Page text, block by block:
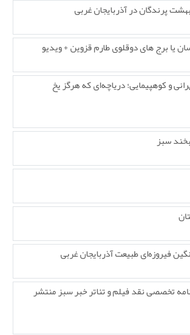
بهشت پرندگان در آذربایجان غربی
یا برج های دوقلوی طارم قزوین + ویدیو
و کوهپیمایی؛ دریاچه‌ای که هرگز یخ
سبز
فیروزه‌ای طبیعت آذربایجان غربی
هفته نامه تخصصی نقد فیلم و تئاتر خبر سبز منتشر